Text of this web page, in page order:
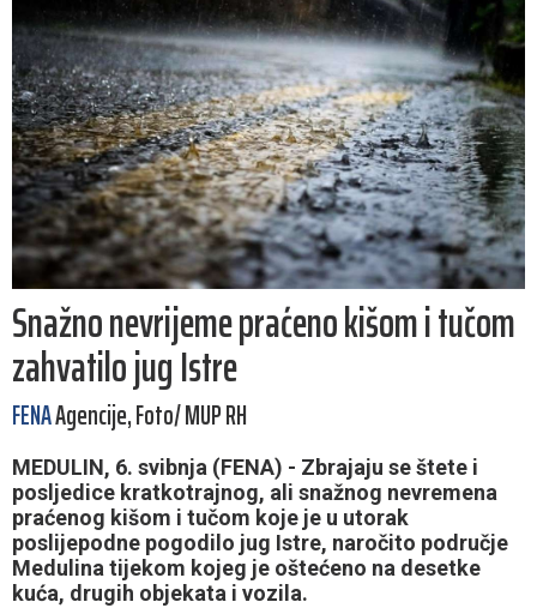
Snažno nevrijeme praćeno kišom i tučom
zahvatilo jug Istre
FENAAgencije, Foto/ MUP RH
MEDULIN, 6. svibnja (FENA) - Zbrajaju se štete i
posljedice kratkotrajnog, ali snažnog nevremena
praćenog kišom i tučom koje je u utorak
poslijepodne pogodilo jug Istre, naročito područje
Medulina tijekom kojeg je oštećeno na desetke
kuća, drugih objekata i vozila.